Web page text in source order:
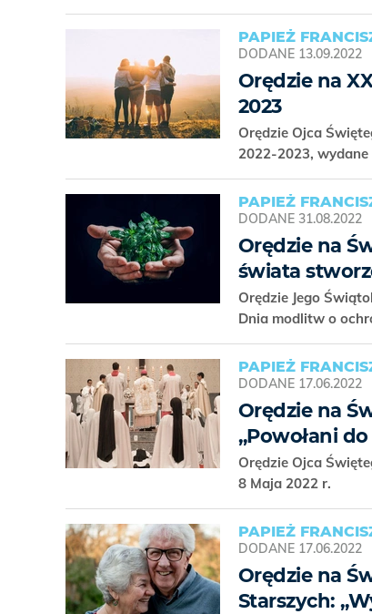
PAPIEŻ
DODANE 13.09.2022
Orędzie na
2023
Orędzie Ojca
2022-2023,
PAPIEŻ
DODANE 31.08.2022
Orędzie na
świata
Orędzie Jego
Dnia modlitw o
PAPIEŻ
DODANE 17.06.2022
Orędzie na
„Powołani
Orędzie Ojca
8 Maja 2022 r.
PAPIEŻ
DODANE 17.06.2022
Orędzie na
Starszych: